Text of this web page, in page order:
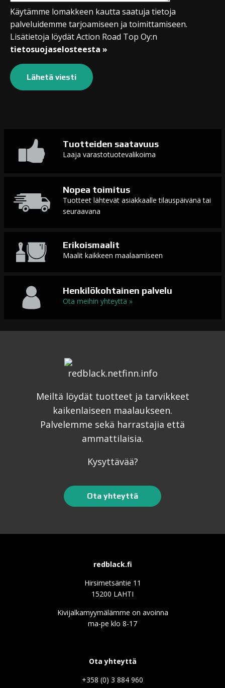
Käytämme lomakkeen kautta saatuja tietoja
palveluidemme tarjoamiseen ja toimittamiseen.
Lisätietoja löydät Action Road Top Oy:n
tietosuojaselosteesta »
Tuotteiden saatavuus
Laaja varastotuotevalikoima
Nopea toimitus
Tuotteet lähtevät asiakkaalle tilauspäivänä tai
seuraavana
Erikoismaalit
Maalit kaikkeen maalaamiseen
Henkilökohtainen palvelu
Ota meihin yhteyttä »
Meiltä löydät tuotteet ja tarvikkeet
kaikenlaiseen maalaukseen.
Palvelemme sekä harrastajia että
ammattilaisia.
Kysyttävää?
Ota yhteyttä
redblack.fi
Hirsimetsäntie 11
15200 LAHTI
Kivijalkamyymälämme on avoinna
ma-pe klo 8-17
Ota yhteyttä
+358 (0) 3 884 960